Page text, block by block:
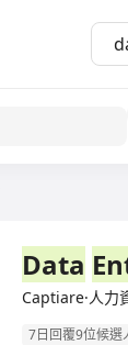
Data
Captiare·人力
7日回覆9位候選